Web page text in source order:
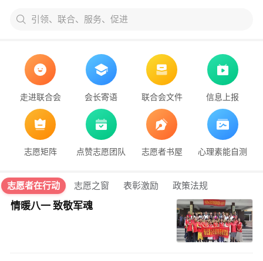
引领、联合、服务、促进
走进联合会 会长寄语 联合会文件 信息上报
志愿矩阵 点赞志愿团队 志愿者书屋 心理素能自测
志愿者在行动 志愿之窗 表彰激励 政策法规
情暖八一 致敬军魂